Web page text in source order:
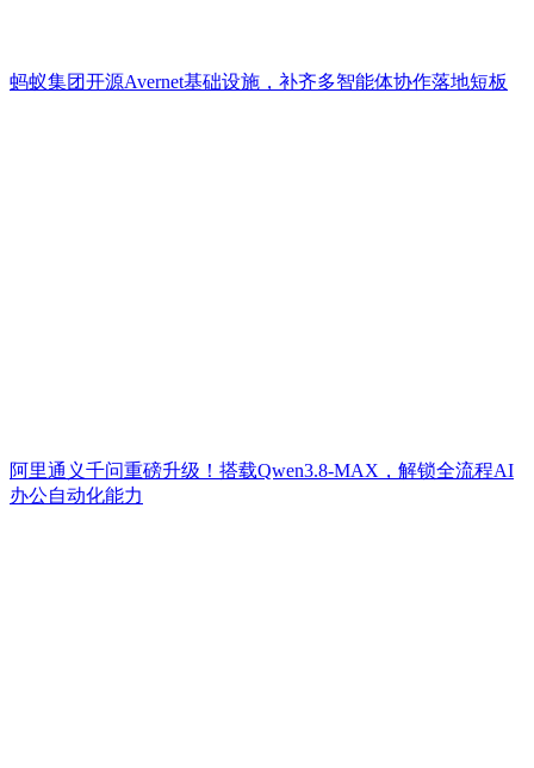
蚂蚁集团开源Avernet基础设施，补齐多智能体协作落地短板
阿里通义千问重磅升级！搭载Qwen3.8-MAX，解锁全流程AI
办公自动化能力